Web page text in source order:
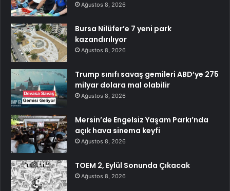
Ağustos 8, 2026
Bursa Nilüfer’e 7 yeni park
kazandırılıyor
Ağustos 8, 2026
Trump sınıfı savaş gemileri ABD’ye 275
milyar dolara mal olabilir
Ağustos 8, 2026
Mersin’de Engelsiz Yaşam Parkı’nda
açık hava sinema keyfi
Ağustos 8, 2026
TOEM 2, Eylül Sonunda Çıkacak
Ağustos 8, 2026